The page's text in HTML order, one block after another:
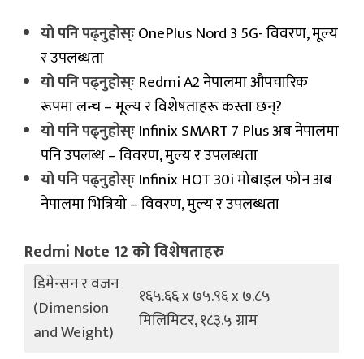
यो पनि पढ्नुहोस्ःOnePlus Nord 3 5G- विवरण, मूल्य
र उपलब्धता
यो पनि पढ्नुहोस्ःRedmi A2 नेपालमा औपचारिक
रूपमा लन्च – मूल्य र विशेषताहरू कस्ता छन्?
यो पनि पढ्नुहोस्ःInfinix SMART 7 Plus अब नेपालमा
पनि उपलब्ध – विवरण, मुल्य र उपलब्धता
यो पनि पढ्नुहोस्ःInfinix HOT 30i मोबाइल फोन अब
नेपालमा भित्रियो – विवरण, मुल्य र उपलब्धता
Redmi Note 12 को विशेषताहरु
डिमेन्सन र वजन
(Dimension
and Weight)
१६५.६६ x ७५.९६ x ७.८५
मिलिमिटर, १८३.५ ग्राम